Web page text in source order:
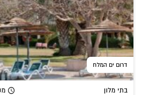
דרום ים המלח
בתי מלון